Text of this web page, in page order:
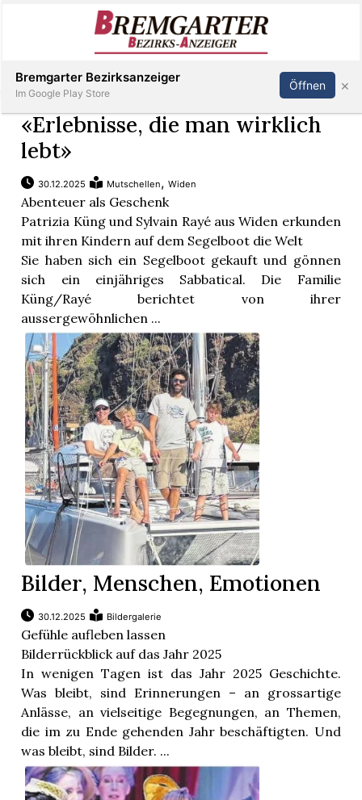
Immobilien
Veranstaltungen
Stellen
E-
Paper
Newsletter
App
Bremgarten
Inserieren Abonnieren Anmelden
«Erlebnisse, die man wirklich
lebt»
30.12.2025 Mutschellen,Widen
Abenteuer als Geschenk
Patrizia Küng und Sylvain Rayé aus Widen erkunden
mit ihren Kindern auf dem Segelboot die Welt
Sie haben sich ein Segelboot gekauft und gönnen
sich ein einjähriges Sabbatical. Die Familie
Küng/Rayé berichtet von ihrer
aussergewöhnlichen ...
Bilder, Menschen, Emotionen
30.12.2025 Bildergalerie
Gefühle aufleben lassen
Bilderrückblick auf das Jahr 2025
In wenigen Tagen ist das Jahr 2025 Geschichte.
Was bleibt, sind Erinnerungen – an grossartige
Anlässe, an vielseitige Begegnungen, an Themen,
die im zu Ende gehenden Jahr beschäftigten. Und
was bleibt, sind Bilder. ...
Bremgarter Bezirksanzeiger
Im Google Play Store
Öffnen ×